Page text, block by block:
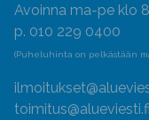
Avoinna ma-pe klo
p. 010 229 0400
(Puheluhinta on pelkästään
toimitus@alueviesti.fi